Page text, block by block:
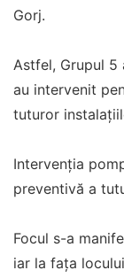
Gorj.
Astfel, Grupul
au intervenit
tuturor
Intervenția
preventivă a
Focul s-a
iar la fața